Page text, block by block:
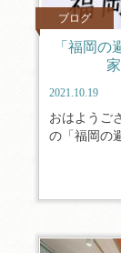
ブログ
「福岡の
2021.10.19
おはようご
の「福岡の